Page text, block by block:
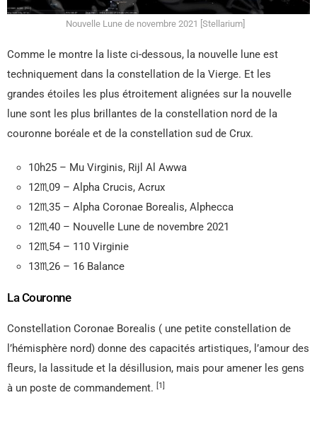
Nouvelle Lune de novembre 2021 [Stellarium]
Comme le montre la liste ci-dessous, la nouvelle lune est
techniquement dans la constellation de la Vierge. Et les
grandes étoiles les plus étroitement alignées sur la nouvelle
lune sont les plus brillantes de la constellation nord de la
couronne boréale et de la constellation sud de Crux.
10h25 – Mu Virginis, Rijl Al Awwa
12♏09 – Alpha Crucis, Acrux
12♏35 – Alpha Coronae Borealis, Alphecca
12♏40 – Nouvelle Lune de novembre 2021
12♏54 – 110 Virginie
13♏26 – 16 Balance
La Couronne
Constellation Coronae Borealis ( une petite constellation de
l’hémisphère nord) donne des capacités artistiques, l’amour des
fleurs, la lassitude et la désillusion, mais pour amener les gens
à un poste de commandement. [1]